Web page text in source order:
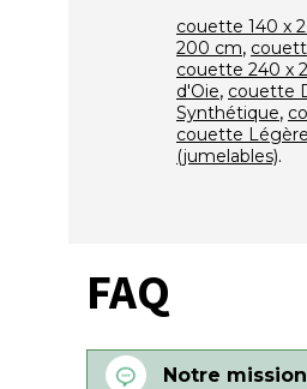
couette 140 x
200 cm,
couette 240 x
d'Oie, couette
Synthétique,
couette Légère
(jumelables).
FAQ
Notre